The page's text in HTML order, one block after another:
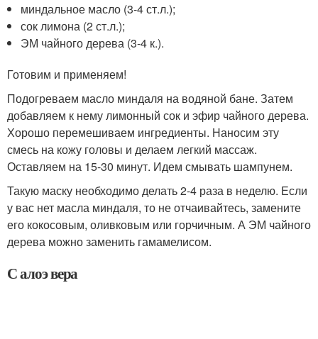
миндальное масло (3-4 ст.л.);
сок лимона (2 ст.л.);
ЭМ чайного дерева (3-4 к.).
Готовим и применяем!
Подогреваем масло миндаля на водяной бане. Затем
добавляем к нему лимонный сок и эфир чайного дерева.
Хорошо перемешиваем ингредиенты. Наносим эту
смесь на кожу головы и делаем легкий массаж.
Оставляем на 15-30 минут. Идем смывать шампунем.
Такую маску необходимо делать 2-4 раза в неделю. Если
у вас нет масла миндаля, то не отчаивайтесь, замените
его кокосовым, оливковым или горчичным. А ЭМ чайного
дерева можно заменить гамамелисом.
С алоэ вера